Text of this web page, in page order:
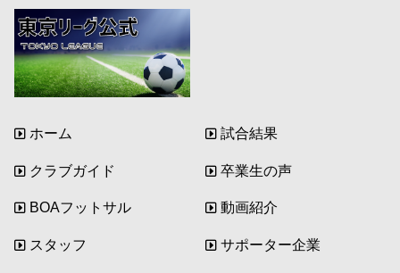
ホーム
クラブガイド
BOAフットサル
スタッフ
試合結果
卒業生の声
動画紹介
サポーター企業